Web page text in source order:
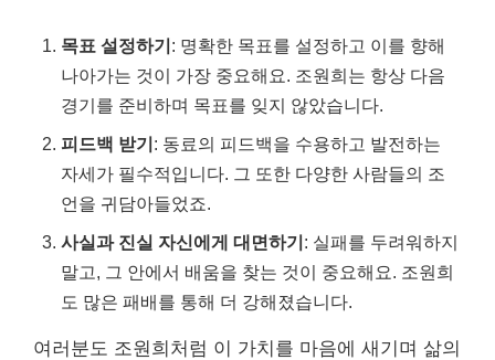
목표 설정하기: 명확한 목표를 설정하고 이를 향해
나아가는 것이 가장 중요해요. 조원희는 항상 다음
경기를 준비하며 목표를 잊지 않았습니다.
피드백 받기: 동료의 피드백을 수용하고 발전하는
자세가 필수적입니다. 그 또한 다양한 사람들의 조
언을 귀담아들었죠.
사실과 진실 자신에게 대면하기: 실패를 두려워하지
말고, 그 안에서 배움을 찾는 것이 중요해요. 조원희
도 많은 패배를 통해 더 강해졌습니다.
여러분도 조원희처럼 이 가치를 마음에 새기며 삶의